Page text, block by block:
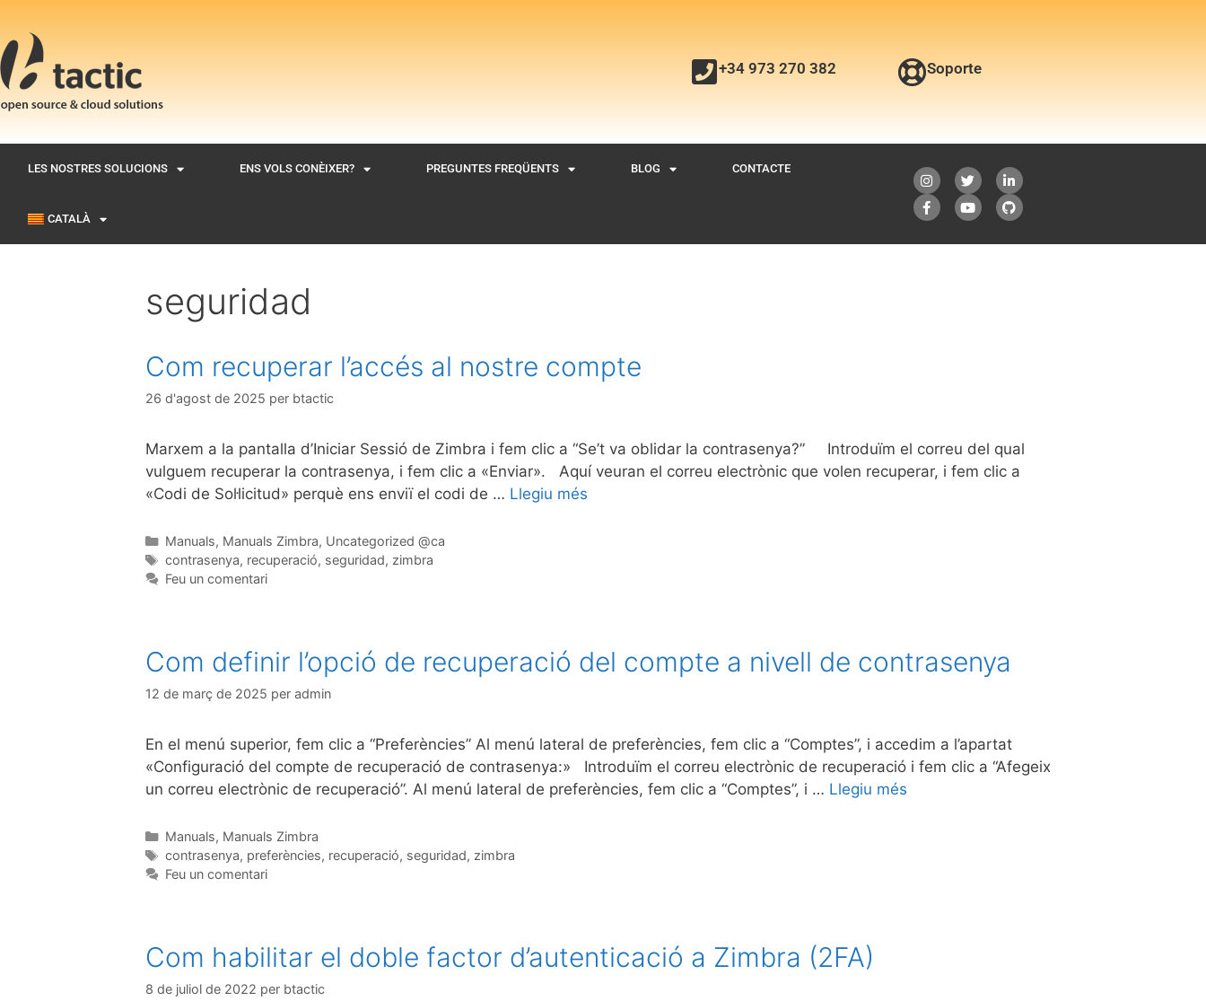
+34 973 270 382 Soporte
LES NOSTRES SOLUCIONS ENS VOLS CONÈIXER? PREGUNTES FREQÜENTS BLOG CONTACTE
CATALÀ
seguridad
Com recuperar l’accés al nostre compte
26 d'agost de 2025 per btactic
Marxem a la pantalla d’Iniciar Sessió de Zimbra i fem clic a “Se’t va oblidar la contrasenya?” Introduïm el correu del qual
vulguem recuperar la contrasenya, i fem clic a «Enviar». Aquí veuran el correu electrònic que volen recuperar, i fem clic a
«Codi de Sol·licitud» perquè ens enviï el codi de … Llegiu més
Manuals, Manuals Zimbra, Uncategorized @ca
contrasenya, recuperació, seguridad, zimbra
Feu un comentari
Com definir l’opció de recuperació del compte a nivell de contrasenya
12 de març de 2025 per admin
En el menú superior, fem clic a “Preferències” Al menú lateral de preferències, fem clic a “Comptes”, i accedim a l’apartat
«Configuració del compte de recuperació de contrasenya:» Introduïm el correu electrònic de recuperació i fem clic a “Afegeix
un correu electrònic de recuperació”. Al menú lateral de preferències, fem clic a “Comptes”, i … Llegiu més
Manuals, Manuals Zimbra
contrasenya, preferències, recuperació, seguridad, zimbra
Feu un comentari
Com habilitar el doble factor d’autenticació a Zimbra (2FA)
8 de juliol de 2022 per btactic